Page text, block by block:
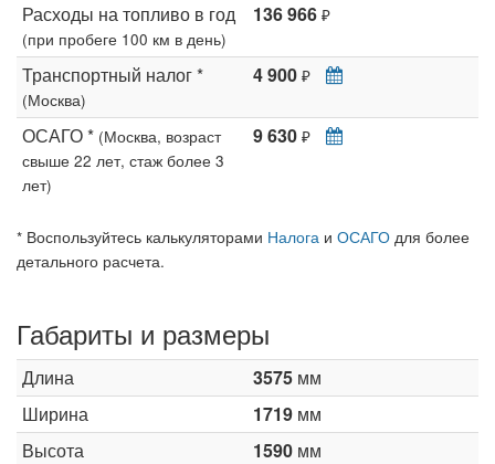
Расходы на топливо в год
(при пробеге 100 км в день)
136 966 ₽
Транспортный налог *
(Москва)
4 900 ₽
ОСАГО * (Москва, возраст
свыше 22 лет, стаж более 3
лет)
9 630 ₽
* Воспользуйтесь калькуляторами Налога и ОСАГО для более
детального расчета.
Габариты и размеры
Длина 3575 мм
Ширина
1719 мм
Высота
1590 мм